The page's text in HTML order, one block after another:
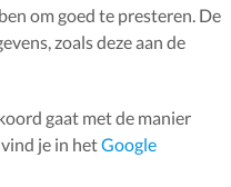
om goed te presteren. De
zoals deze aan de
gaat met de manier
je in hetGoogle